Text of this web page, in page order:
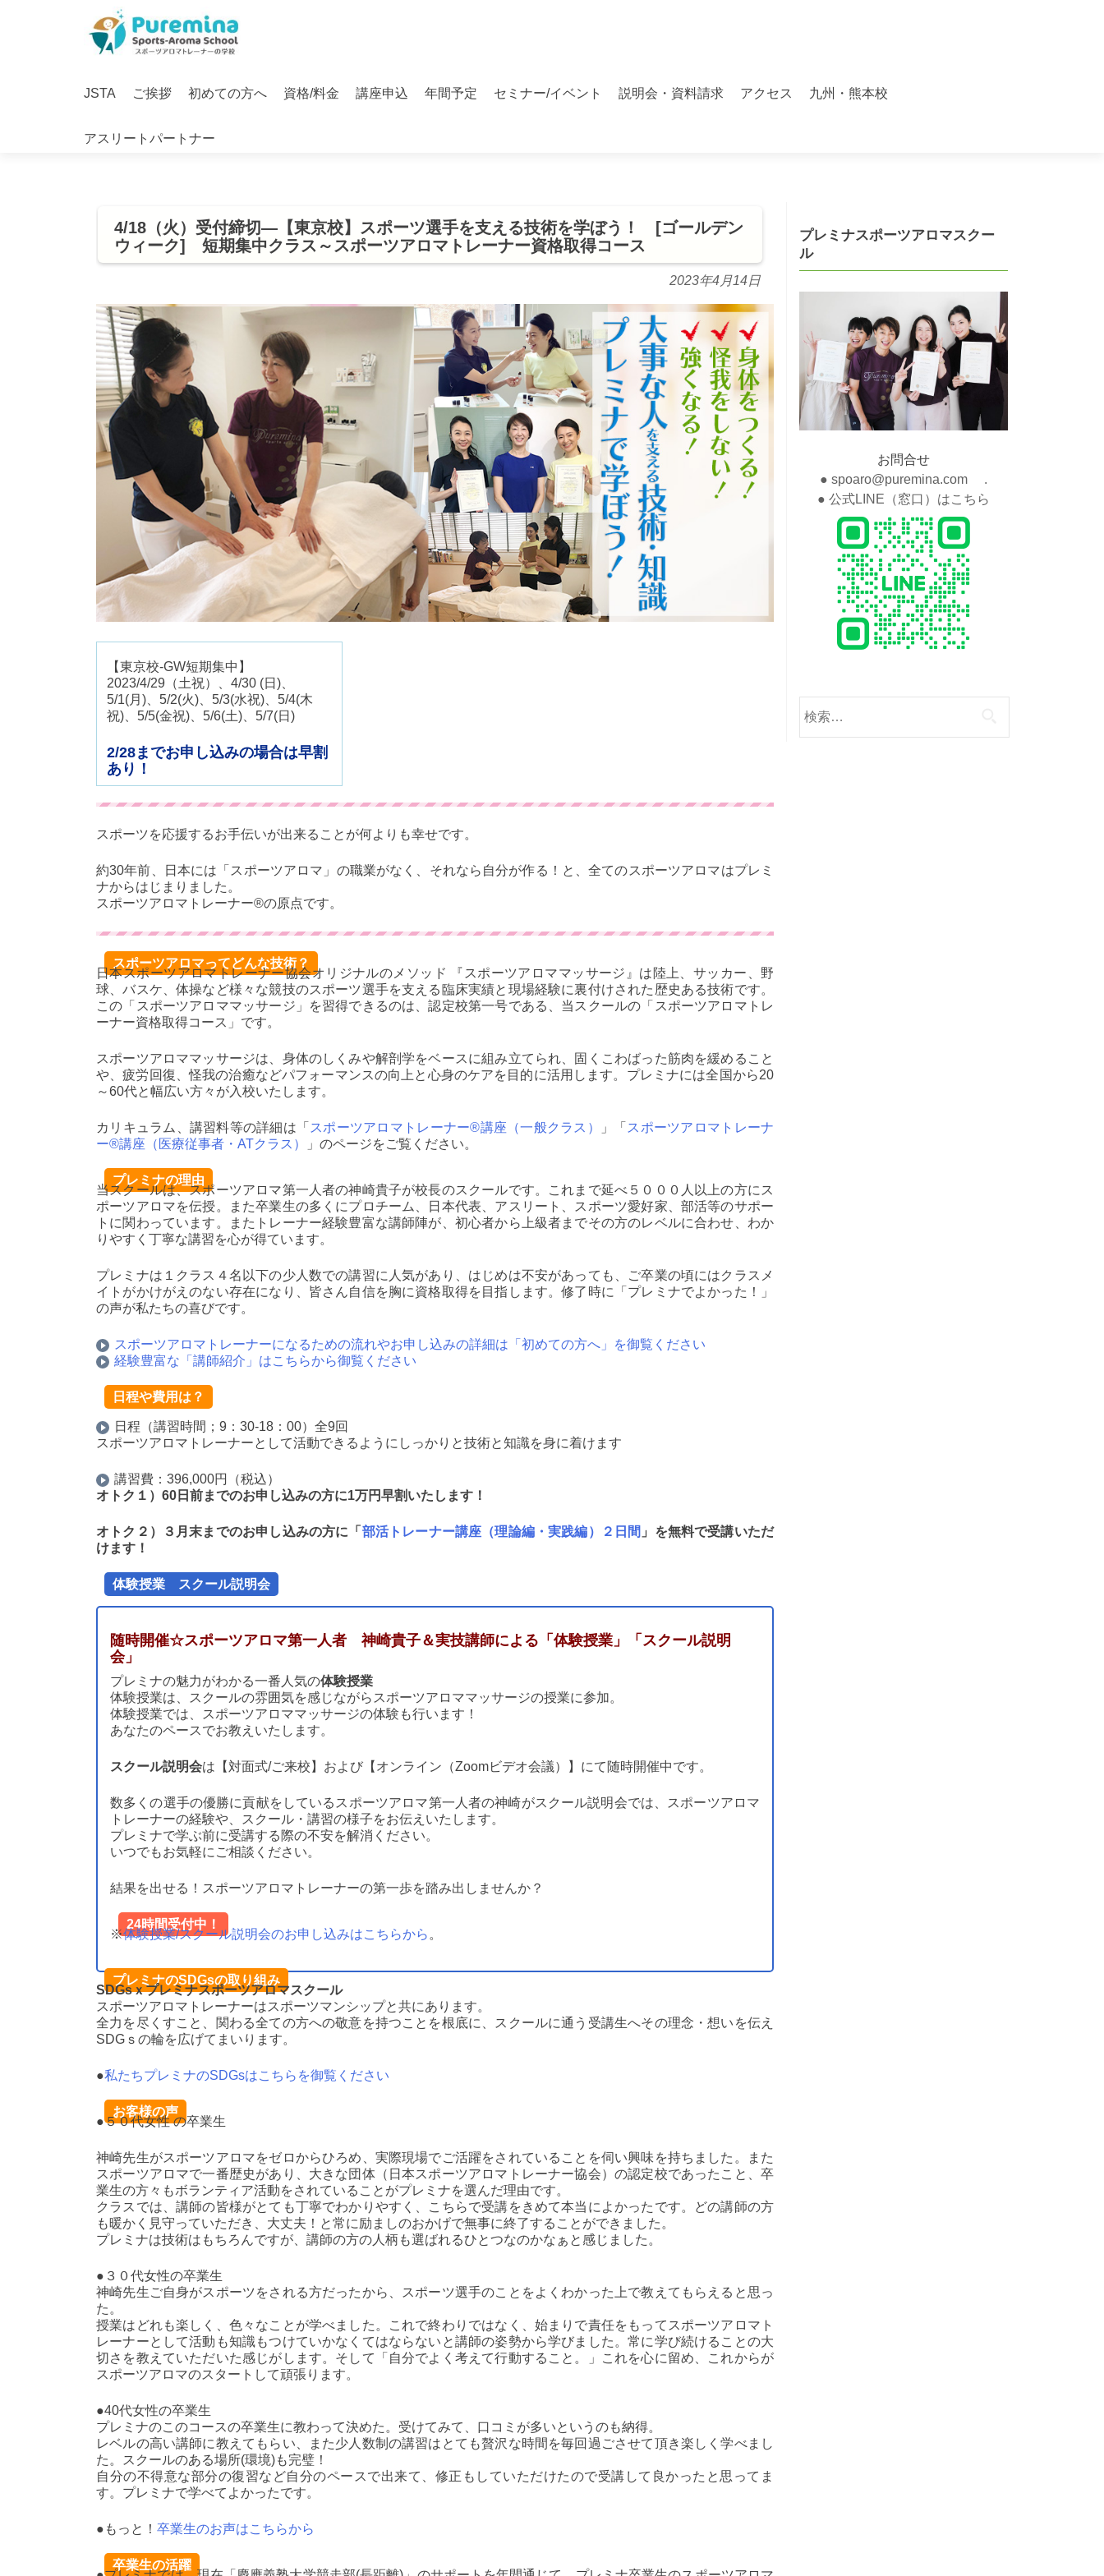
Menu
JSTA ご挨拶 初めての方へ 資格/料金 講座申込 年間予定 セミナー/イベント 説明会・資料請求 アクセス 九州・熊本校
アスリートパートナー
4/18（火）受付締切—【東京校】スポーツ選手を支える技術を学ぼう！ [ゴールデン
ウィーク] 短期集中クラス～スポーツアロマトレーナー資格取得コース
2023年4月14日
【東京校-GW短期集中】
2023/4/29（土祝）、4/30 (日)、
5/1(月)、5/2(火)、5/3(水祝)、5/4(木
祝)、5/5(金祝)、5/6(土)、5/7(日)
2/28までお申し込みの場合は早割
あり！
スポーツを応援するお手伝いが出来ることが何よりも幸せです。
約30年前、日本には「スポーツアロマ」の職業がなく、それなら自分が作る！と、全てのスポーツアロマはプレミ
ナからはじまりました。
スポーツアロマトレーナー®の原点です。
スポーツアロマってどんな技術？
日本スポーツアロマトレーナー協会オリジナルのメソッド 『スポーツアロママッサージ』は陸上、サッカー、野
球、バスケ、体操など様々な競技のスポーツ選手を支える臨床実績と現場経験に裏付けされた歴史ある技術です。
この「スポーツアロママッサージ」を習得できるのは、認定校第一号である、当スクールの「スポーツアロマトレ
ーナー資格取得コース」です。
スポーツアロママッサージは、身体のしくみや解剖学をベースに組み立てられ、固くこわばった筋肉を緩めること
や、疲労回復、怪我の治癒などパフォーマンスの向上と心身のケアを目的に活用します。プレミナには全国から20
～60代と幅広い方々が入校いたします。
カリキュラム、講習料等の詳細は「 スポーツアロマトレーナー®講座（一般クラス） 」「 スポーツアロマトレーナ
ー®講座（医療従事者・ATクラス）
」のページをご覧ください。
プレミナの理由
当スクールは、スポーツアロマ第一人者の神崎貴子が校長のスクールです。これまで延べ５０００人以上の方にス
ポーツアロマを伝授。また卒業生の多くにプロチーム、日本代表、アスリート、スポーツ愛好家、部活等のサポー
トに関わっています。またトレーナー経験豊富な講師陣が、初心者から上級者までその方のレベルに合わせ、わか
りやすく丁寧な講習を心が得ています。
プレミナは１クラス４名以下の少人数での講習に人気があり、はじめは不安があっても、ご卒業の頃にはクラスメ
イトがかけがえのない存在になり、皆さん自信を胸に資格取得を目指します。修了時に「プレミナでよかった！」
の声が私たちの喜びです。
スポーツアロマトレーナーになるための流れやお申し込みの詳細は「初めての方へ」を御覧ください
経験豊富な「講師紹介」はこちらから御覧ください
日程や費用は？
日程（講習時間；9：30-18：00）全9回
スポーツアロマトレーナーとして活動できるようにしっかりと技術と知識を身に着けます
講習費：396,000円（税込）
オトク１）60日前までのお申し込みの方に1万円早割いたします！
オトク２）３月末までのお申し込みの方に「 部活トレーナー講座（理論編・実践編）２日間 」を無料で受講いただ
けます！
体験授業 スクール説明会
随時開催☆スポーツアロマ第一人者 神崎貴子＆実技講師による「体験授業」「スクール説明
会」
プレミナの魅力がわかる一番人気の体験授業
体験授業は、スクールの雰囲気を感じながらスポーツアロママッサージの授業に参加。
体験授業では、スポーツアロママッサージの体験も行います！
あなたのペースでお教えいたします。
スクール説明会は【対面式/ご来校】および【オンライン（Zoomビデオ会議）】にて随時開催中です。
数多くの選手の優勝に貢献をしているスポーツアロマ第一人者の神崎がスクール説明会では、スポーツアロマ
トレーナーの経験や、スクール・講習の様子をお伝えいたします。
プレミナで学ぶ前に受講する際の不安を解消ください。
いつでもお気軽にご相談ください。
結果を出せる！スポーツアロマトレーナーの第一歩を踏み出しませんか？
24時間受付中！
※体験授業/スクール説明会のお申し込みはこちらから 。
プレミナのSDGsの取り組み
SDGsｘプレミナスポーツアロマスクール
スポーツアロマトレーナーはスポーツマンシップと共にあります。
全力を尽くすこと、関わる全ての方への敬意を持つことを根底に、スクールに通う受講生へその理念・想いを伝え
SDGｓの輪を広げてまいります。
●私たちプレミナのSDGsはこちらを御覧ください
お客様の声
●５０代女性 の卒業生
神崎先生がスポーツアロマをゼロからひろめ、実際現場でご活躍をされていることを伺い興味を持ちました。また
スポーツアロマで一番歴史があり、大きな団体（日本スポーツアロマトレーナー協会）の認定校であったこと、卒
業生の方々もボランティア活動をされていることがプレミナを選んだ理由です。
クラスでは、講師の皆様がとても丁寧でわかりやすく、こちらで受講をきめて本当によかったです。どの講師の方
も暖かく見守っていただき、大丈夫！と常に励ましのおかげで無事に終了することができました。
プレミナは技術はもちろんですが、講師の方の人柄も選ばれるひとつなのかなぁと感じました。
●３０代女性の卒業生
神崎先生ご自身がスポーツをされる方だったから、スポーツ選手のことをよくわかった上で教えてもらえると思っ
た。
授業はどれも楽しく、色々なことが学べました。これで終わりではなく、始まりで責任をもってスポーツアロマト
レーナーとして活動も知識もつけていかなくてはならないと講師の姿勢から学びました。常に学び続けることの大
切さを教えていただいた感じがします。そして「自分でよく考えて行動すること。」これを心に留め、これからが
スポーツアロマのスタートして頑張ります。
●40代女性の卒業生
プレミナのこのコースの卒業生に教わって決めた。受けてみて、口コミが多いというのも納得。
レベルの高い講師に教えてもらい、また少人数制の講習はとても贅沢な時間を毎回過ごさせて頂き楽しく学べまし
た。スクールのある場所(環境)も完璧！
自分の不得意な部分の復習など自分のペースで出来て、修正もしていただけたので受講して良かったと思ってま
す。プレミナで学べてよかったです。
●もっと！ 卒業生のお声はこちらから
卒業生の活躍
プレミナスポーツアロマスクー
ル
お問合せ
● spoaro@puremina.com .
● 公式LINE（窓口）はこちら
索: